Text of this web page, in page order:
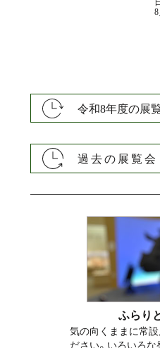
令和8年度の展
過去の展覧会
ふらり
気の向くままに常
ださい。いろいろな